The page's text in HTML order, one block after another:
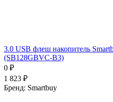
3.0 USB флеш накопитель
(SB128GBVC-B3)
0 ₽
1 823 ₽
Бренд: Smartbuy